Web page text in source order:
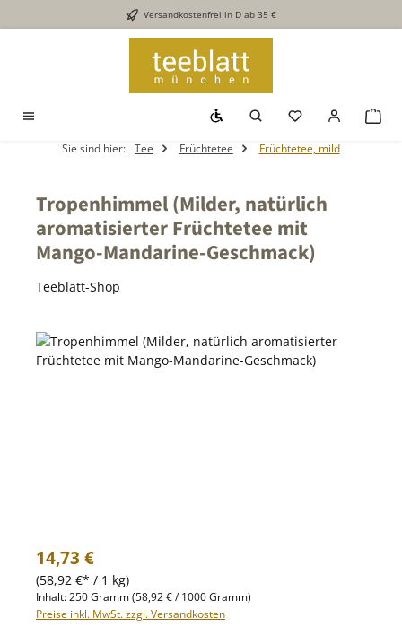
Zum Hauptinhalt springenVersandkostenfrei in D ab 35 €
Werkzeugleiste anzeigen
Du hast 0
Sie sind hier: Tee Früchtetee Früchtetee, mild
Tropenhimmel (Milder, natürlich
aromatisierter Früchtetee mit
Mango-Mandarine-Geschmack)
Teeblatt-Shop
Bildergalerie überspringen
Regulärer Preis:
14,73 €
(58,92 €* / 1 kg)
Inhalt:250 Gramm(58,92 € / 1000 Gramm)
Preise inkl. MwSt. zzgl. Versandkosten